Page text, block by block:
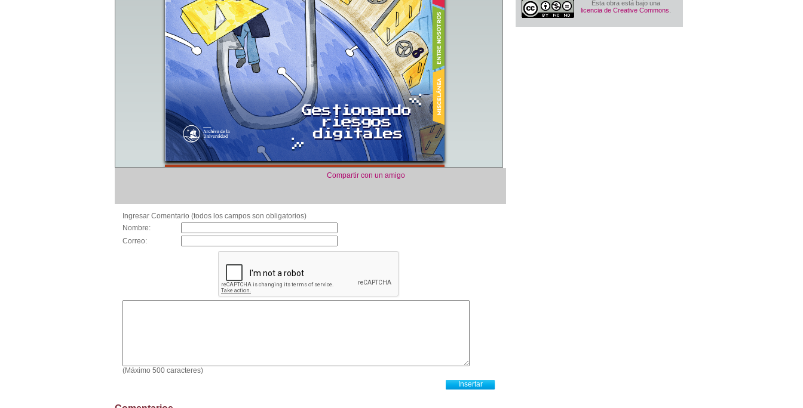
Esta obra está bajo una
licencia de Creative Commons
Compartir con un amigo
Ingresar Comentario (todos los campos son obligatorios)
Nombre:
Correo:
(Máximo 500 caracteres)